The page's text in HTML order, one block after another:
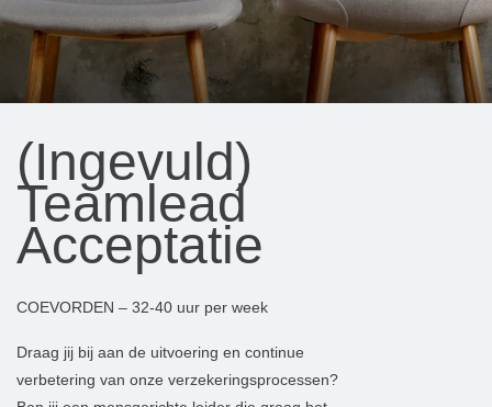
(Ingevuld)
Teamlead
Acceptatie
COEVORDEN – 32-40 uur per week
Draag jij bij aan de uitvoering en continue
verbetering van onze verzekeringsprocessen?